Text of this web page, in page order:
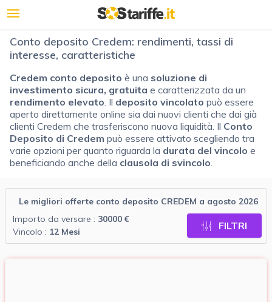
Conto deposito Credem: rendimenti, tassi di
interesse, caratteristiche
Credem conto deposito è una soluzione di
investimento sicura, gratuita e caratterizzata da un
rendimento elevato. Il deposito vincolato può essere
aperto direttamente online sia dai nuovi clienti che dai già
clienti Credem che trasferiscono nuova liquidità. Il Conto
Deposito di Credem può essere attivato scegliendo tra
varie opzioni per quanto riguarda la durata del vincolo e
beneficiando anche della clausola di svincolo.
Le migliori offerte conto deposito CREDEM a agosto 2026
Importo da versare : 30000 €
Vincolo : 12 Mesi FILTRI